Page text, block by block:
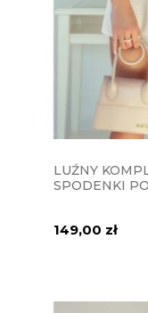
LUŹNY
SPODENKI
149,00 zł